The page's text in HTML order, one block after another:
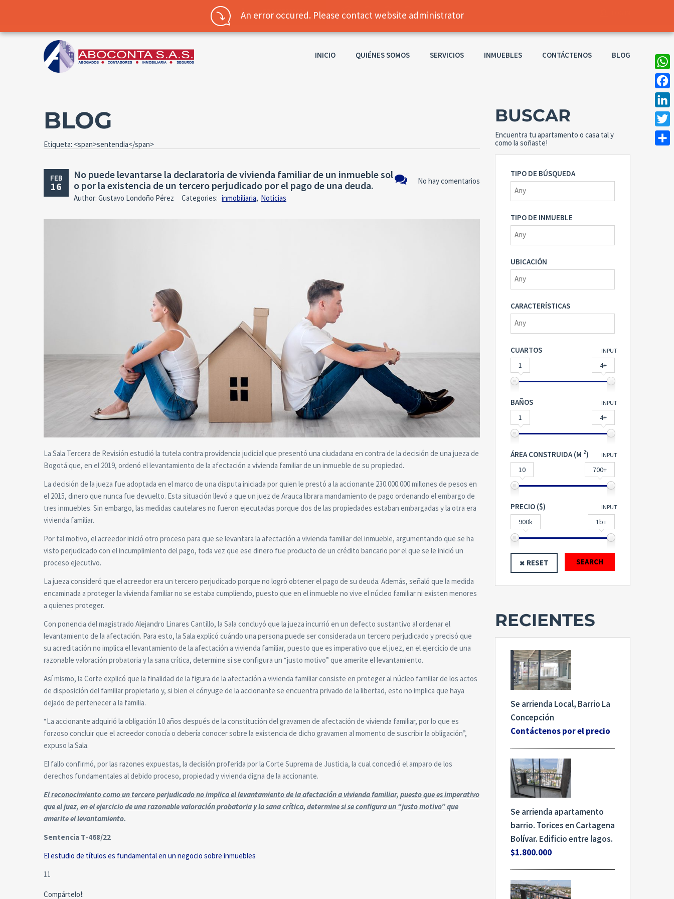
+57 3007332099
Username
Connect with:
Forgot
password? SIGN IN
Remember me
INICIO QUIÉNES SOMOS SERVICIOS INMUEBLES CONTÁCTENOS BLOG
BLOG
Etiqueta: <span>sentendia</span>
FEB
16 No hay comentarios
No puede levantarse la declaratoria de vivienda familiar de un inmueble sol
o por la existencia de un tercero perjudicado por el pago de una deuda.
Author: Gustavo Londoño Pérez Categories: inmobiliaria, Noticias
La Sala Tercera de Revisión estudió la tutela contra providencia judicial que presentó una ciudadana en contra de la decisión de una jueza de
Bogotá que, en el 2019, ordenó el levantamiento de la afectación a vivienda familiar de un inmueble de su propiedad.
La decisión de la jueza fue adoptada en el marco de una disputa iniciada por quien le prestó a la accionante 230.000.000 millones de pesos en
el 2015, dinero que nunca fue devuelto. Esta situación llevó a que un juez de Arauca librara mandamiento de pago ordenando el embargo de
tres inmuebles. Sin embargo, las medidas cautelares no fueron ejecutadas porque dos de las propiedades estaban embargadas y la otra era
vivienda familiar.
Por tal motivo, el acreedor inició otro proceso para que se levantara la afectación a vivienda familiar del inmueble, argumentando que se ha
visto perjudicado con el incumplimiento del pago, toda vez que ese dinero fue producto de un crédito bancario por el que se le inició un
proceso ejecutivo.
La jueza consideró que el acreedor era un tercero perjudicado porque no logró obtener el pago de su deuda. Además, señaló que la medida
encaminada a proteger la vivienda familiar no se estaba cumpliendo, puesto que en el inmueble no vive el núcleo familiar ni existen menores
a quienes proteger.
Con ponencia del magistrado Alejandro Linares Cantillo, la Sala concluyó que la jueza incurrió en un defecto sustantivo al ordenar el
levantamiento de la afectación. Para esto, la Sala explicó cuándo una persona puede ser considerada un tercero perjudicado y precisó que
su acreditación no implica el levantamiento de la afectación a vivienda familiar, puesto que es imperativo que el juez, en el ejercicio de una
razonable valoración probatoria y la sana crítica, determine si se configura un “justo motivo” que amerite el levantamiento.
Así mismo, la Corte explicó que la finalidad de la figura de la afectación a vivienda familiar consiste en proteger al núcleo familiar de los actos
de disposición del familiar propietario y, si bien el cónyuge de la accionante se encuentra privado de la libertad, esto no implica que haya
dejado de pertenecer a la familia.
“La accionante adquirió la obligación 10 años después de la constitución del gravamen de afectación de vivienda familiar, por lo que es
forzoso concluir que el acreedor conocía o debería conocer sobre la existencia de dicho gravamen al momento de suscribir la obligación”,
expuso la Sala.
El fallo confirmó, por las razones expuestas, la decisión proferida por la Corte Suprema de Justicia, la cual concedió el amparo de los
derechos fundamentales al debido proceso, propiedad y vivienda digna de la accionante.
El reconocimiento como un tercero perjudicado no implica el levantamiento de la afectación a vivienda familiar, puesto que es imperativo
que el juez, en el ejercicio de una razonable valoración probatoria y la sana crítica, determine si se configura un “justo motivo” que
amerite el levantamiento.
Sentencia T-468/22
El estudio de títulos es fundamental en un negocio sobre inmuebles
11
Compártelo!:
BUSCAR
Encuentra tu apartamento o casa tal y
como la soñaste!
TIPO DE BÚSQUEDA
TIPO DE INMUEBLE
UBICACIÓN
CARACTERÍSTICAS
CUARTOS INPUT
1 4+
BAÑOS INPUT
1 4+
ÁREA CONSTRUIDA (M 2) INPUT
10 700+
PRECIO ($) INPUT
900k 1b+
RESET SEARCH
RECIENTES
Se arrienda Local, Barrio La
Concepción
Contáctenos por el precio
Se arrienda apartamento
barrio. Torices en Cartagena
Bolívar. Edificio entre lagos.
$1.800.000